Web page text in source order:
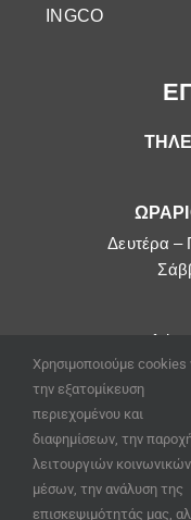
Δευτέρα –
INGCO
Χρησιμοποιούμε cookies
την εξατομίκευση
περιεχομένου και
διαφημίσεων, την
λειτουργιών κοινωνικών
μέσων, την ανάλυση της
επισκεψιμότητάς μας,